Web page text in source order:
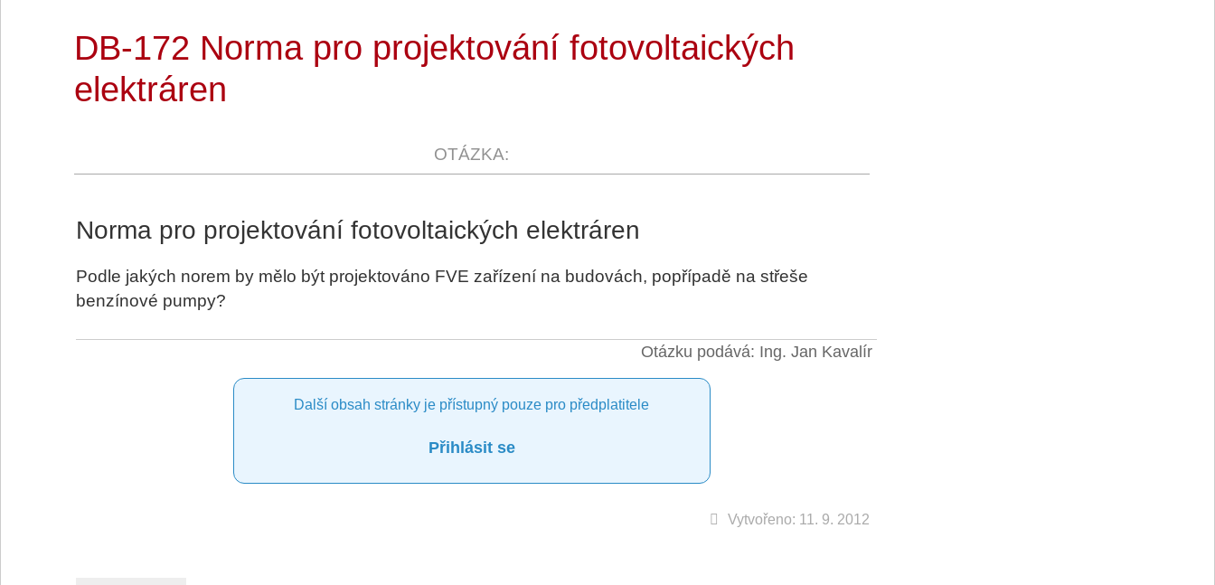
DB-172 Norma pro projektování fotovoltaických
elektráren
Norma pro projektování fotovoltaických elektráren
Podle jakých norem by mělo být projektováno FVE zařízení na budovách, popřípadě na střeše
benzínové pumpy?
Otázku podává: Ing. Jan Kavalír
Další obsah stránky je přístupný pouze pro předplatitele
Přihlásit se
Vytvořeno: 11. 9. 2012